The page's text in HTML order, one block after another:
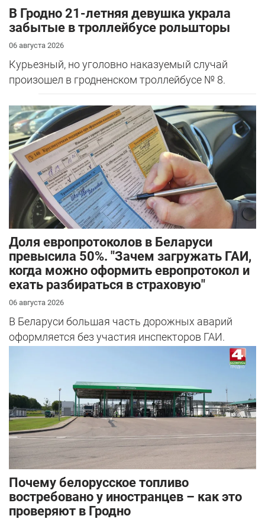
В Гродно 21-летняя девушка украла
забытые в троллейбусе рольшторы
06 августа 2026
Курьезный, но уголовно наказуемый случай
произошел в гродненском троллейбусе № 8.
Доля европротоколов в Беларуси
превысила 50%. "Зачем загружать ГАИ,
когда можно оформить европротокол и
ехать разбираться в страховую"
06 августа 2026
В Беларуси большая часть дорожных аварий
оформляется без участия инспекторов ГАИ.
Почему белорусское топливо
востребовано у иностранцев – как это
проверяют в Гродно